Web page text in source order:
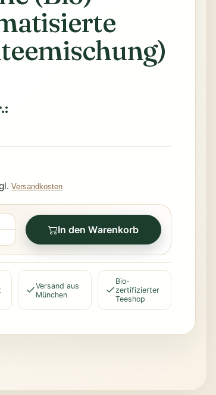
Versandkosten
In den Warenkorb
Versand aus
München
Bio-
zertifizierter
Teeshop